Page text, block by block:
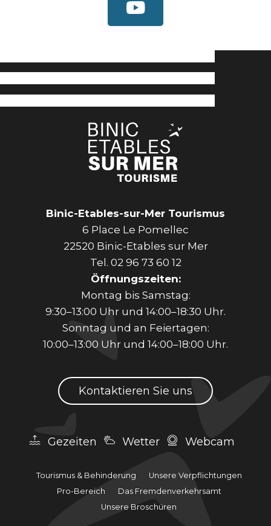
Binic-Etables-sur-Mer Tourismus
6 Place Le Pomellec
22520 Binic-Etables sur Mer
Tel. 02 96 73 60 12
Öffnungszeiten:
Montag bis Samstag:
9:30–13:00 Uhr und 14:00–18:30 Uhr.
Sonntag und an Feiertagen:
10:00–13:00 Uhr und 14:00–18:00 Uhr.
Kontaktieren Sie uns
Gezeiten Wetter Webcam
Tourismus & Behinderung
Unsere Verpflichtungen
Pro-Bereich
Das Fremdenverkehrsamt
Unsere Broschüren